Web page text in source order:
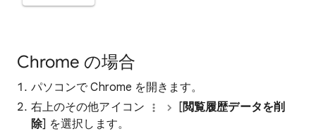
Chrome の場合
パソコンで Chrome を開きます。
右上のその他アイコン
[閲覧履歴データを削
除] を選択します。